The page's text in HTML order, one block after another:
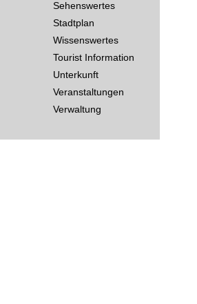
Sehenswertes
Stadtplan
Wissenswertes
Tourist Information
Unterkunft
Veranstaltungen
Verwaltung